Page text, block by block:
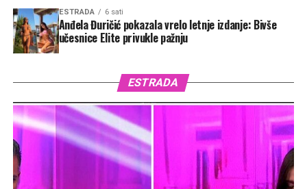
ESTRADA 6 sati
Anđela Đuričić pokazala vrelo letnje izdanje: Bivše
učesnice Elite privukle pažnju
ESTRADA